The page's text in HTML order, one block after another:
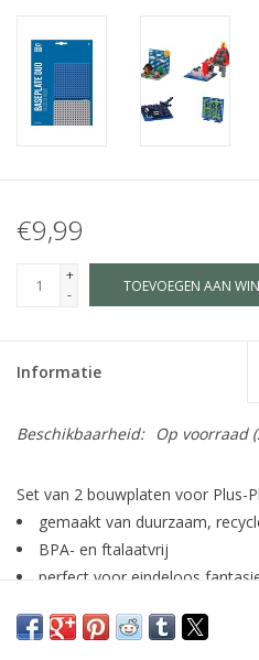
€9,99
+
-
TOEVOEGEN AAN
Informatie
Beschikbaarheid: Op voorraad
Set van 2 bouwplaten voor Plus-
gemaakt van duurzaam,
BPA- en ftalaatvrij
perfect voor eindeloos
5+